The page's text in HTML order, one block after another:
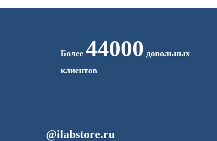
Более 44000 довольных
клиентов
@ilabstore.ru